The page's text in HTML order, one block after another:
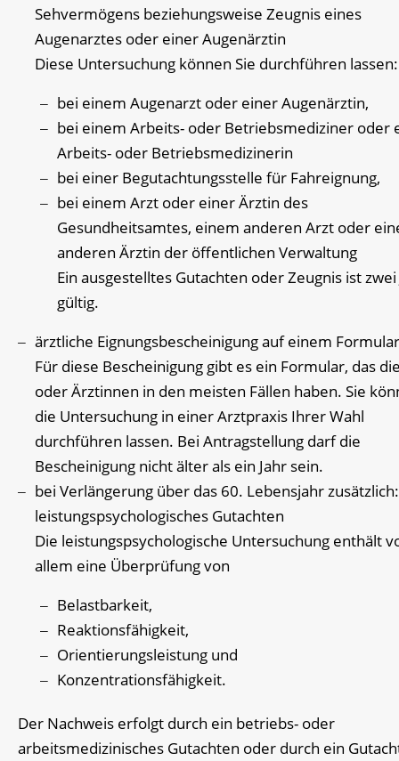
Sehvermögens beziehungsweise Zeugnis eines
Augenarztes oder einer Augenärztin
Diese Untersuchung können Sie durchführen lassen:
bei einem Augenarzt oder einer Augenärztin,
bei einem Arbeits- oder Betriebsmediziner oder
Arbeits- oder Betriebsmedizinerin
bei einer Begutachtungsstelle für Fahreignung,
bei einem Arzt oder einer Ärztin des
Gesundheitsamtes, einem anderen Arzt oder
anderen Ärztin der öffentlichen Verwaltung
Ein ausgestelltes Gutachten oder Zeugnis ist zwei
gültig.
ärztliche Eignungsbescheinigung auf einem Formular
Für diese Bescheinigung gibt es ein Formular, das
oder Ärztinnen in den meisten Fällen haben. Sie
die Untersuchung in einer Arztpraxis Ihrer Wahl
durchführen lassen. Bei Antragstellung darf die
Bescheinigung nicht älter als ein Jahr sein.
bei Verlängerung über das 60. Lebensjahr
leistungspsychologisches Gutachten
Die leistungspsychologische Untersuchung enthält
allem eine Überprüfung von
Belastbarkeit,
Reaktionsfähigkeit,
Orientierungsleistung und
Konzentrationsfähigkeit.
Der Nachweis erfolgt durch ein betriebs- oder
arbeitsmedizinisches Gutachten oder durch ein